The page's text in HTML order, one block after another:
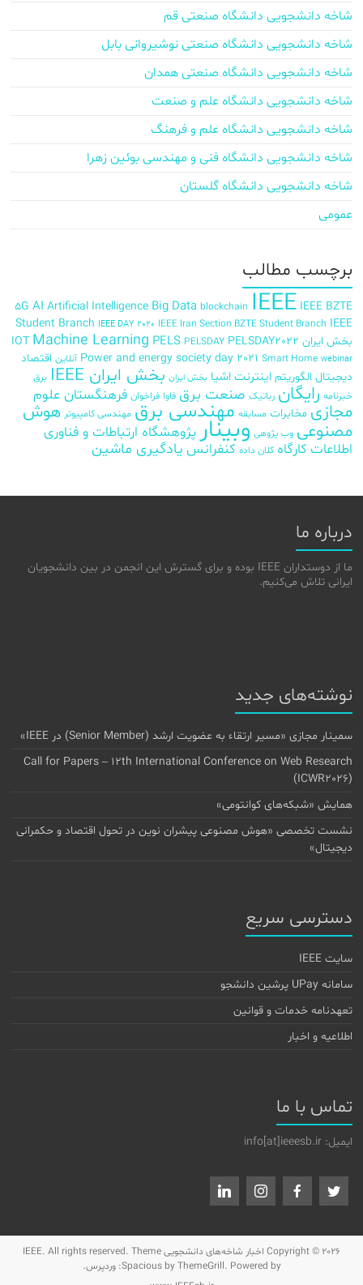
شاخه دانشجویی دانشگاه صنعتی قم
شاخه دانشجویی دانشگاه صنعتی نوشیروانی بابل
شاخه دانشجویی دانشگاه صنعتی همدان
شاخه دانشجویی دانشگاه علم و صنعت
شاخه دانشجویی دانشگاه علم و فرهنگ
شاخه دانشجویی دانشگاه فنی و مهندسی بوئین زهرا
شاخه دانشجویی دانشگاه گلستان
عمومی
برچسب‌ مطالب
5G AI Artificial Intelligence Big Data blockchain IEEE IEEE BZTE
Student Branch IEEE DAY 2020 IEEE Iran Section BZTE Student Branch IEEE
بخش ایران
IOT Machine Learning PELS PELSDAY PELSDAY2022
Power and energy society day 2021 Smart Home webinar آنلاین اقتصاد
دیجیتال الگوریتم اینترنت اشیا بخش ایران بخش ایران IEEE
برق
خبرنامه رایگان رباتیک صنعت برق فاوا فراخوان فرهنگستان علوم
مجازی مخابرات مسابقه مهندسی برق مهندسی کامپیوتر هوش
مصنوعی وب پژوهی وبینارپژوهشگاه ارتباطات و فناوری
اطلاعات کارگاه کلان داده کنفرانس یادگیری ماشین
درباره ما
ما از دوستداران IEEE بوده و برای گسترش این انجمن در بین دانشجویان
ایرانی تلاش می‌کنیم.
نوشته‌های جدید
سمینار مجازی «مسیر ارتقاء به عضویت ارشد (Senior Member) در IEEE»
Call for Papers – 12th International Conference on Web Research
(ICWR2026)
همایش «شبکه‌های کوانتومی»
نشست تخصصی «هوش مصنوعی پیشران نوین در تحول اقتصاد و حکمرانی
دیجیتال»
دسترسی سریع
سایت IEEE
سامانه UPay پرشین دانشجو
تعهدنامه خدمات و قوانین
اطلاعیه و اخبار
تماس با ما
ایمیل: info[at]ieeesb.ir
Copyright © 2026 اخبار شاخه‌های دانشجویی IEEE. All rights reserved. Theme
Spaciousby ThemeGrill. Powered by: وردپرس.